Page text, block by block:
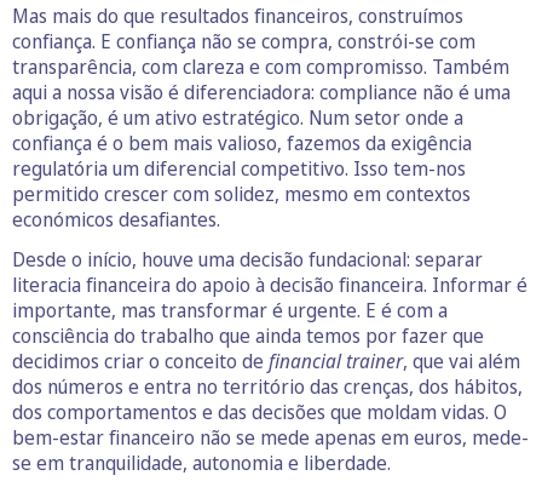
Mas mais do que resultados financeiros, construímos
confiança. E confiança não se compra, constrói-se com
transparência, com clareza e com compromisso. Também
aqui a nossa visão é diferenciadora: compliance não é uma
obrigação, é um ativo estratégico. Num setor onde a
confiança é o bem mais valioso, fazemos da exigência
regulatória um diferencial competitivo. Isso tem-nos
permitido crescer com solidez, mesmo em contextos
económicos desafiantes.
Desde o início, houve uma decisão fundacional: separar
literacia financeira do apoio à decisão financeira. Informar é
importante, mas transformar é urgente. E é com a
consciência do trabalho que ainda temos por fazer que
decidimos criar o conceito de financial trainer, que vai além
dos números e entra no território das crenças, dos hábitos,
dos comportamentos e das decisões que moldam vidas. O
bem-estar financeiro não se mede apenas em euros, mede-
se em tranquilidade, autonomia e liberdade.